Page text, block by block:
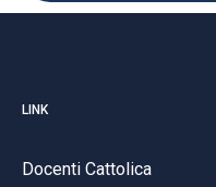
LINK
Docenti Cattolica